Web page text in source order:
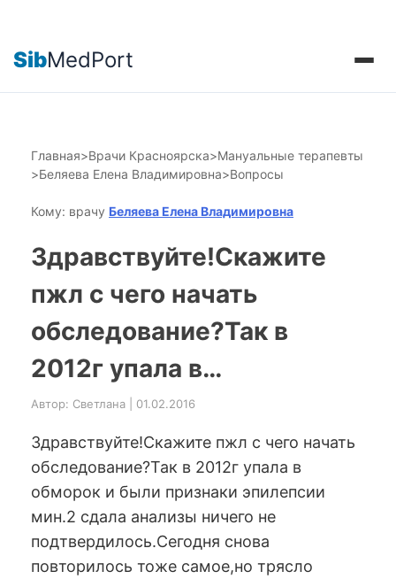
SibMedPort
Главная>Врачи Красноярска>Мануальные терапевты
>Беляева Елена Владимировна>Вопросы
Кому: врачу Беляева Елена Владимировна
Здравствуйте!Скажите
пжл с чего начать
обследование?Так в
2012г упала в…
Автор: Светлана | 01.02.2016
Здравствуйте!Скажите пжл с чего начать
обследование?Так в 2012г упала в
обморок и были признаки эпилепсии
мин.2 сдала анализы ничего не
подтвердилось.Сегодня снова
повторилось тоже самое,но трясло